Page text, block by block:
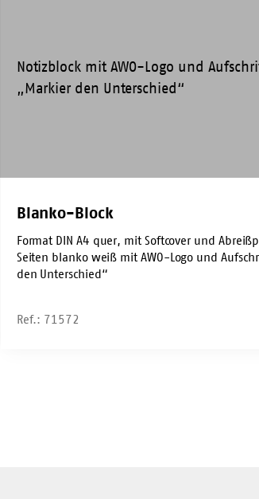
Blanko-Block
Format DIN A4 quer, mit Softcover und
Seiten blanko weiß mit AWO-Logo und
den Unterschied“
Ref.: 71572